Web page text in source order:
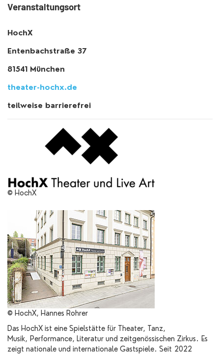
Veranstaltungsort
HochX
Entenbachstraße 37
81541 München
theater-hochx.de
teilweise barrierefrei
© HochX
© HochX, Hannes Rohrer
Das HochX ist eine Spielstätte für Theater, Tanz,
Musik, Performance, Literatur und zeitgenössischen Zirkus. Es
zeigt nationale und internationale Gastspiele. Seit 2022